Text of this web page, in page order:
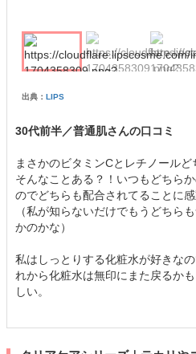
出典： LIPS
30代前半／普通肌さんの口コミ
まさかのビタミンCとレチノールど
そんなことある？！いつもどちら
のでどちらも配合されてることに感
（私が知らないだけでもうどちら
かのかな）
私はしっとりする化粧水が好きな
れから化粧水は無印にまた戻るか
しい。